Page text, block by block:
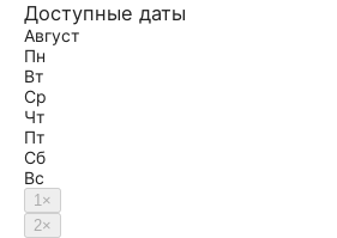
Доступные даты
Август
Пн
Вт
Ср
Чт
Пт
Сб
Вс
1×
2×